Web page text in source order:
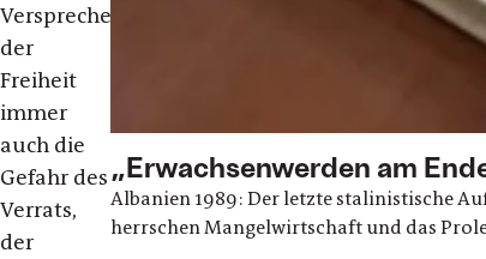
Versprechen
der
Freiheit
immer
auch die
Gefahr des
Verrats,
der
„Erwachsenwerden am
Albanien 1989: Der letzte stalinistische
herrschen Mangelwirtschaft und das